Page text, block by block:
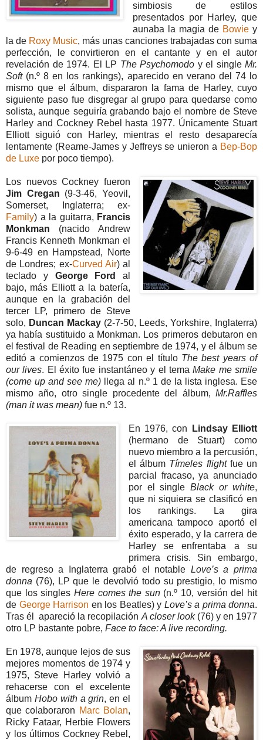
simbiosis de estilos
presentados por Harley, que
aunaba la magia de Bowiey
la de Roxy Music, más unas canciones trabajadas con suma
perfección, le convirtieron en el cantante y en el autor
revelación de 1974. El LP The Psychomodo y el single Mr.
Soft(n.º 8 en los rankings), aparecido en verano del 74 lo
mismo que el álbum, dispararon la fama de Harley, cuyo
siguiente paso fue disgregar al grupo para quedarse como
solista, aunque seguiría grabando bajo el nombre de Steve
Harley and Cockney Rebel hasta 1977. Únicamente Stuart
Elliott siguió con Harley, mientras el resto desaparecía
lentamente (Reame-James y Jeffreys se unieron a Bep-Bop
de Luxe por poco tiempo).
Los nuevos Cockney fueron
Jim Cregan (9-3-46, Yeovil,
Somerset, Inglaterra; ex-
Family) a la guitarra, Francis
Monkman (nacido Andrew
Francis Kenneth Monkman el
9-6-49 en Hampstead, Norte
de Londres; ex-Curved Air) al
teclado y George Ford
al
bajo, más Elliott a la batería,
aunque en la grabación del
tercer LP, primero de Steve
solo, Duncan Mackay (2-7-50, Leeds, Yorkshire, Inglaterra)
ya había sustituido a Monkman. Los primeros debutaron en
el festival de Reading en septiembre de 1974, y el álbum se
editó a comienzos de 1975 con el título The best years of
our lives. El éxito fue instantáneo y el temaMake me smile
(come up and see me) llega al n.º 1 de la lista inglesa. Ese
mismo año, otro single procedente del álbum, Mr.Raffles
(man it was mean) fue n.º 13.
En 1976, con
Lindsay Elliott
(hermano de Stuart) como
nuevo miembro a la percusión,
el álbum Tímeles flightfue un
parcial fracaso, ya anunciado
por el singleBlack or white,
que ni siquiera se clasificó en
los rankings. La gira
americana tampoco aportó el
éxito esperado, y la carrera de
Harley se enfrentaba a su
primera crisis. Sin embargo,
de regreso a Inglaterra grabó el notable Love’s a prima
donna (76), LP que le devolvió todo su prestigio, lo mismo
que los singles Here comes the sun(n.º 10, versión del hit
de George Harrison en los Beatles) y Love’s a prima donna.
Tras él apareció la recopilación A closer look (76) y en 1977
otro LP bastante pobre, Face to face: A live recording.
En 1978, aunque lejos de sus
mejores momentos de 1974 y
1975, Steve Harley volvió a
rehacerse con el excelente
álbum Hobo with a grin, en el
que colaboraron Marc Bolan,
Ricky Fataar, Herbie Flowers
y los últimos Cockney Rebel,